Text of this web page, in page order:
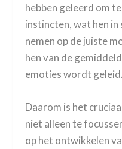
hebben geleerd om
instincten, wat hen
nemen op de juiste
hen van de
emoties wordt geleid.
Daarom is het
niet alleen te
op het ontwikkelen